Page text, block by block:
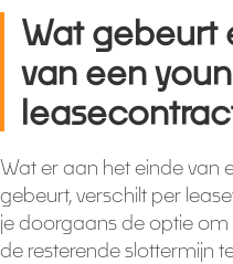
Wat gebeurt
van een
Wat er aan het einde van
gebeurt, verschilt per
je doorgaans de optie
de resterende slottermijn